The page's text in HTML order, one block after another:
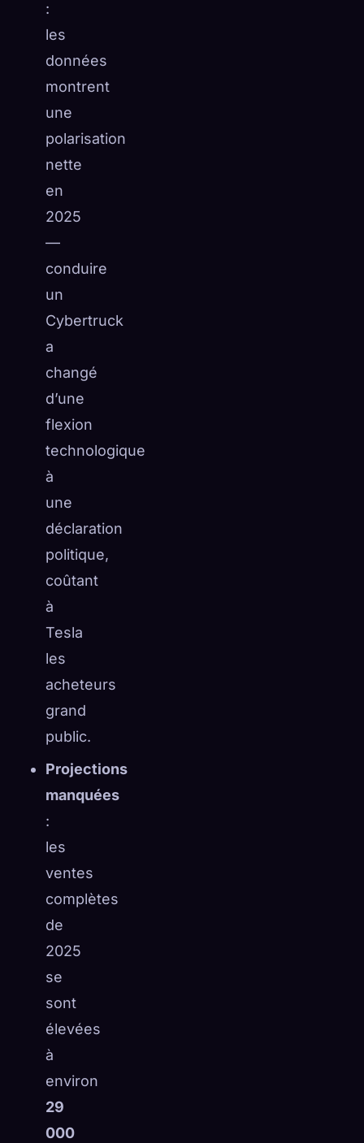
:
les
données
montrent
une
polarisation
nette
en
2025
—
conduire
un
Cybertruck
a
changé
d’une
flexion
technologique
à
une
déclaration
politique,
coûtant
à
Tesla
les
acheteurs
grand
public.
Projections
manquées
:
les
ventes
complètes
de
2025
se
sont
élevées
à
environ
29
000